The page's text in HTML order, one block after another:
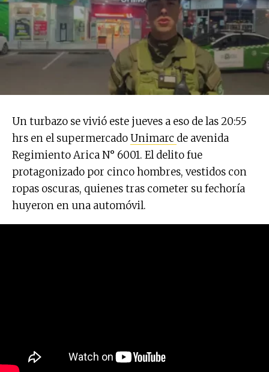
Un turbazo se vivió este jueves a eso de las 20:55
hrs en el supermercadoUnimarc de avenida
Regimiento Arica N° 6001. El delito fue
protagonizado por cinco hombres, vestidos con
ropas oscuras, quienes tras cometer su fechoría
huyeron en una automóvil.